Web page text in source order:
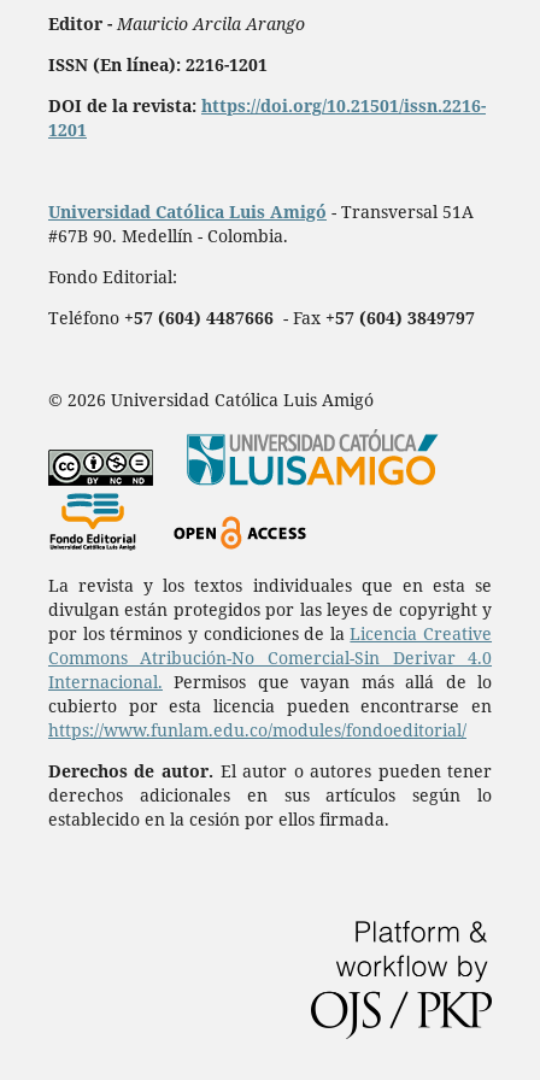
Editor -Mauricio Arcila Arango
ISSN (En línea): 2216-1201
DOI de la revista: https://doi.org/10.21501/issn.2216-
1201
Universidad Católica Luis Amigó - Transversal 51A
#67B 90. Medellín - Colombia.
Fondo Editorial:
Teléfono +57 (604) 4487666- Fax +57 (604) 3849797
© 2026 Universidad Católica Luis Amigó
La revista y los textos individuales que en esta se
divulgan están protegidos por las leyes de copyright y
por los términos y condiciones de laLicencia Creative
Commons Atribución-No Comercial-Sin Derivar 4.0
Internacional. Permisos que vayan más allá de lo
cubierto por esta licencia pueden encontrarse en
https://www.funlam.edu.co/modules/fondoeditorial/
Derechos de autor. El autor o autores pueden tener
derechos adicionales en sus artículos según lo
establecido en la cesión por ellos firmada.